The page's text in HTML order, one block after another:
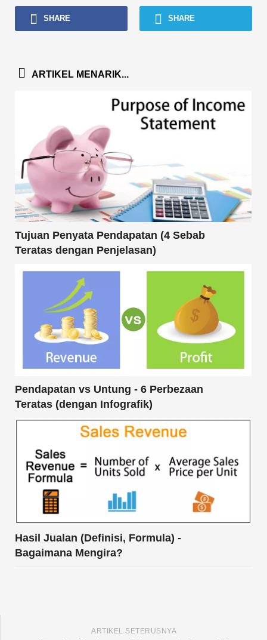
SHARE SHARE
ARTIKEL MENARIK...
Tujuan Penyata Pendapatan (4 Sebab
Teratas dengan Penjelasan)
Pendapatan vs Untung - 6 Perbezaan
Teratas (dengan Infografik)
Hasil Jualan (Definisi, Formula) -
Bagaimana Mengira?
ARTIKEL SETERUSNYA